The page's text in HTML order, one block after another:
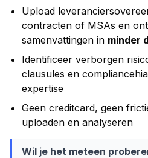
Upload
contracten of MSAs en
samenvattingen in minder
Identificeer verborgen
clausules en
expertise
Geen creditcard, geen
uploaden en analyseren
Wil je het meteen